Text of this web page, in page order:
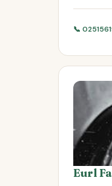
📞
Eurl